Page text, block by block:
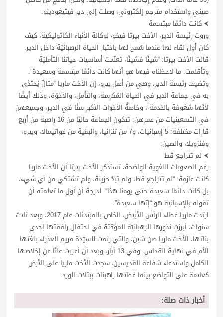
صيني واستخدام مترجم إلكتروني، وصلت إلى دير فيتيغودينو.
⮜ كانت دائمًا مبتسمة
وروت رئيسة الدير، الأخت بيرتا فيخو، لوكالة الأنباء الكاثوليكية، كيف
كان أول لقاء لها عندما سُمح لها باختبار الحياة الرهبانيّة داخل الدير.
قالت الأخت بيرتا: “شيئًا فشيئًا، تعلّمت أساسيات حياتنا التأمليّة
وتأقلمت. ما لاحظناه فيها هو أنها كانت دائمًا مبتسمة وسعيدة”.
وتضيف رئيسة الدير، وهي من أصل بيرو، إن الأخت ماريا “مثالٌ يُحتذى
به في جماعة الدير في الحياة المُكرسة، والتأمل، والأخوّة، وذلك أيضًا
لأنّها شغوفة بالخدمة”، وخاصةً الأخوات الأكبر سنًا في الدير، وجميعهن
في التسعينيات من عمرهن. تتكون الجماعة حاليًا من 16 راهبة من أربع
قارات مختلفة: 5 إسبانيات، و7 من تنزانيا، والبقية من غواتيمالا، وبيرو،
وفنزويلا، والصين.
⮜ لم تتراجع قط
رغم الصعوبات اللغوية الواضحة، تستذكر الأخت بيرتا أن الأخت ماريا
كانت عازمة: “لم تتراجع قط، ولم تبدُ حزينة، ولم تشتكي من أي شيء،
بل كانت دائمًا سعيدة حتى يومنا هذا”. لدرجة أن أول ما تعلمته أن
تقوله بالإسبانية هو “إنّها سعيدة”.
ارتدت ماريا غطاء الرأس الأبيض، الخاص بالمبتدئات عام 2017، وبعد ثلاث
سنوات، أبرزت نذورها الرهبانيّة المؤقتة في احتفال رافقتها إحدى
بناتها، الأخت ماريا صن شين، والتي رنمت للسيّدة مريم العذراء بلغتها
الأم في نهاية القداس. وفي 13 أيار، وبعد أن أعربت علنًا عن إخلاصها
الكامل واستدعاء شفاعة القديسين، سجدت الأخت ماريا على الأرض
كعلامة على التواضع بينما غطتها راهبنات ببتلات الورد.
أخبار ذات صلة: